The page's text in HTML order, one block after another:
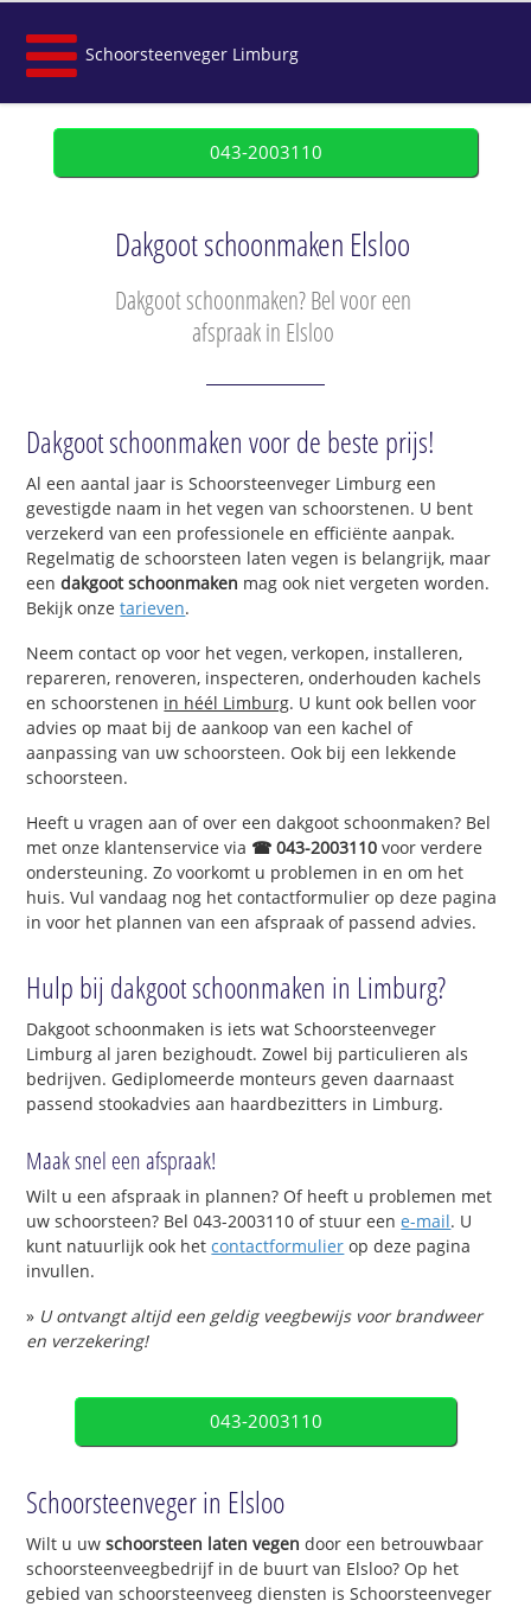
Schoorsteenveger Limburg
043-2003110
Dakgoot schoonmaken Elsloo
Dakgoot schoonmaken? Bel voor een
afspraak in Elsloo
Dakgoot schoonmaken voor de beste prijs!
Al een aantal jaar is Schoorsteenveger Limburg een
gevestigde naam in het vegen van schoorstenen. U bent
verzekerd van een professionele en efficiënte aanpak.
Regelmatig de schoorsteen laten vegen is belangrijk, maar
eendakgoot schoonmaken mag ook niet vergeten worden.
Bekijk onzetarieven.
Neem contact op voor het vegen, verkopen, installeren,
repareren, renoveren, inspecteren, onderhouden kachels
en schoorstenen in héél Limburg. U kunt ook bellen voor
advies op maat bij de aankoop van een kachel of
aanpassing van uw schoorsteen. Ook bij een lekkende
schoorsteen.
Heeft u vragen aan of over een dakgoot schoonmaken? Bel
met onze klantenservice via ☎ 043-2003110 voor verdere
ondersteuning. Zo voorkomt u problemen in en om het
huis. Vul vandaag nog het contactformulier op deze pagina
in voor het plannen van een afspraak of passend advies.
Hulp bij dakgoot schoonmaken in Limburg?
Dakgoot schoonmaken is iets wat Schoorsteenveger
Limburg al jaren bezighoudt. Zowel bij particulieren als
bedrijven. Gediplomeerde monteurs geven daarnaast
passend stookadvies aan haardbezitters in Limburg.
Maak snel een afspraak!
Wilt u een afspraak in plannen? Of heeft u problemen met
uw schoorsteen? Bel 043-2003110 of stuur eene-mail. U
kunt natuurlijk ook hetcontactformulier op deze pagina
invullen.
» U ontvangt altijd een geldig veegbewijs voor brandweer
en verzekering!
043-2003110
Schoorsteenveger in Elsloo
Wilt u uwschoorsteen laten vegen door een betrouwbaar
schoorsteenveegbedrijf in de buurt van Elsloo? Op het
gebied van schoorsteenveeg diensten is Schoorsteenveger